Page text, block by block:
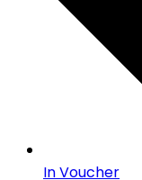
In Voucher